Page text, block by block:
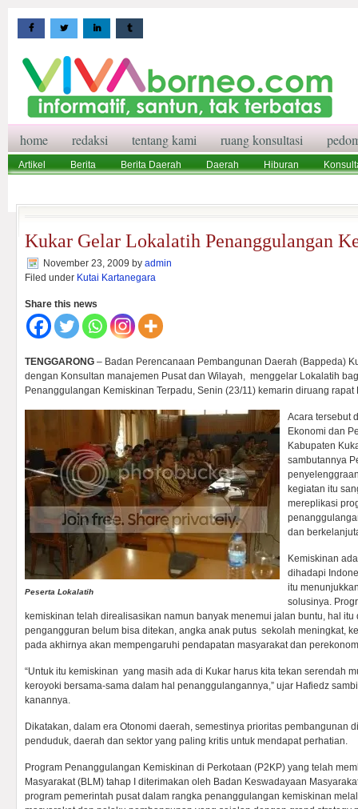
home redaksi tentang kami ruang konsultasi
Artikel Berita Berita Daerah Daerah Hiburan
Kukar Gelar Lokalatih Penanggulangan
November 23, 2009 by admin
Filed under Kutai Kartanegara
Share this news
TENGGARONG – Badan Perencanaan Pembangunan Daerah (Bappeda)
dengan Konsultan manajemen Pusat dan Wilayah, menggelar Lokalatih
Penanggulangan Kemiskinan Terpadu, Senin (23/11) kemarin diruang rapat
Peserta Lokalatih
Acara tersebut
Ekonomi dan
Kabupaten
sambutannya
kegiatan itu
mereplikasi
dan
Kemiskinan
dihadapi
itu
solusinya.
kemiskinan telah direalisasikan namun banyak menemui jalan buntu, hal
pengangguran belum bisa ditekan, angka anak putus sekolah meningkat,
pada akhirnya akan mempengaruhi pendapatan masyarakat dan
“Untuk itu kemiskinan yang masih ada di Kukar harus kita tekan serendah
keroyoki bersama-sama dalam hal penanggulangannya,” ujar Hafiedz
kanannya.
Dikatakan, dalam era Otonomi daerah, semestinya prioritas pembangunan
penduduk, daerah dan sektor yang paling kritis untuk mendapat perhatian.
Program Penanggulangan Kemiskinan di Perkotaan (P2KP) yang telah
Masyarakat (BLM) tahap I diterimakan oleh Badan Keswadayaan
program pemerintah pusat dalam rangka penanggulangan kemiskinan